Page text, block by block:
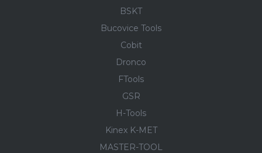
BSKT
Bucovice Tools
Cobit
Dronco
FTools
GSR
H-Tools
Kinex K-MET
MASTER-TOOL